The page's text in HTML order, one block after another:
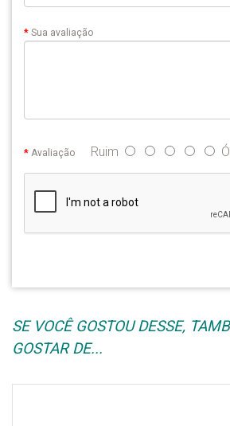
Sua avaliação
Avaliação Ruim
SE VOCÊ GOSTOU DESSE,
GOSTAR DE...